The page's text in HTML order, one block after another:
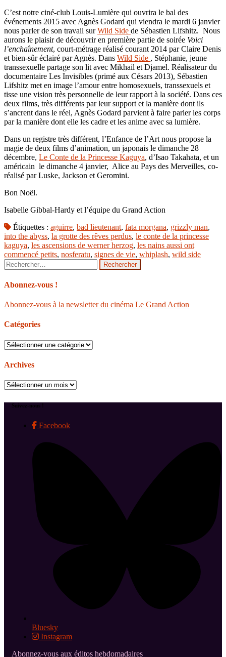
C’est notre ciné-club Louis-Lumière qui ouvrira le bal des
événements 2015 avec Agnès Godard qui viendra le mardi 6 janvier
nous parler de son travail surWild Side de Sébastien Lifshitz. Nous
aurons le plaisir de découvrir en première partie de soirée Voici
l’enchaînement, court-métrage réalisé courant 2014 par Claire Denis
et bien-sûr éclairé par Agnès. Dans Wild Side , Stéphanie, jeune
transsexuelle partage son lit avec Mikhail et Djamel. Réalisateur du
documentaire Les Invisibles (primé aux Césars 2013), Sébastien
Lifshitz met en image l’amour entre homosexuels, transsexuels et
tisse une vision très personnelle de leur rapport à la société. Dans ces
deux films, très différents par leur support et la manière dont ils
s’ancrent dans le réel, Agnès Godard parvient à faire parler les corps
par la manière dont elle les cadre et les anime avec sa lumière.
Dans un registre très différent, l’Enfance de l’Art nous propose la
magie de deux films d’animation, un japonais le dimanche 28
décembre, Le Conte de la Princesse Kaguya, d’Isao Takahata, et un
américain le dimanche 4 janvier, Alice au Pays des Merveilles, co-
réalisé par Luske, Jackson et Geromini.
Bon Noël.
Isabelle Gibbal-Hardy et l’équipe du Grand Action
Étiquettes : aguirre, bad lieutenant, fata morgana, grizzly man,
into the abyss, la grotte des rêves perdus, le conte de la princesse
kaguya, les ascensions de werner herzog, les nains aussi ont
commencé petits, nosferatu, signes de vie, whiplash, wild side
Rechercher :
Abonnez-vous !
Abonnez-vous à la newsletter du cinéma Le Grand Action
Catégories
Catégories
Archives
Archives
Suivez-nous !
Facebook
Bluesky
Instagram
Abonnez-vous aux éditos hebdomadaires